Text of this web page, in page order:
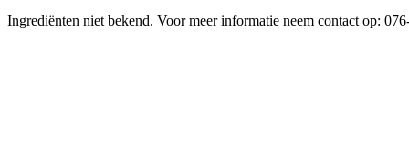
Ingrediënten niet bekend. Voor meer informatie neem contact op: